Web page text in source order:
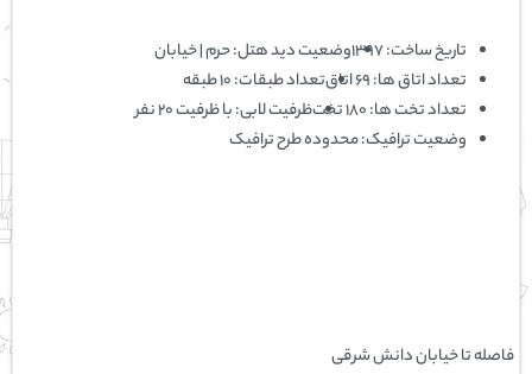
تاریخ ساخت:۱۳۹۷وضعیت دید هتل:حرم | خیابان
تعداد اتاق ها:۶۹ اتاق تعداد طبقات:۱۰ طبقه
تعداد تخت ها:۱۸۰ تخت ظرفیت لابی:با ظرفیت ۲۰ نفر
وضعیت ترافیک:محدوده طرح ترافیک
فاصله تا خیابان دانش شرقی